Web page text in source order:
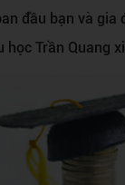
đầu bạn và
Trần Quang